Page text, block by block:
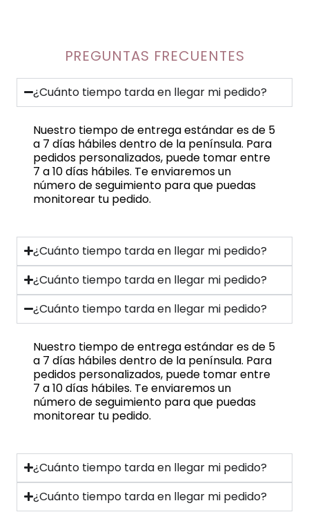
PREGUNTAS FRECUENTES
¿Cuánto tiempo tarda en llegar mi pedido?
Nuestro tiempo de entrega estándar es de 5
a 7 días hábiles dentro de la península. Para
pedidos personalizados, puede tomar entre
7 a 10 días hábiles. Te enviaremos un
número de seguimiento para que puedas
monitorear tu pedido.
¿Cuánto tiempo tarda en llegar mi pedido?
¿Cuánto tiempo tarda en llegar mi pedido?
¿Cuánto tiempo tarda en llegar mi pedido?
Nuestro tiempo de entrega estándar es de 5
a 7 días hábiles dentro de la península. Para
pedidos personalizados, puede tomar entre
7 a 10 días hábiles. Te enviaremos un
número de seguimiento para que puedas
monitorear tu pedido.
¿Cuánto tiempo tarda en llegar mi pedido?
¿Cuánto tiempo tarda en llegar mi pedido?